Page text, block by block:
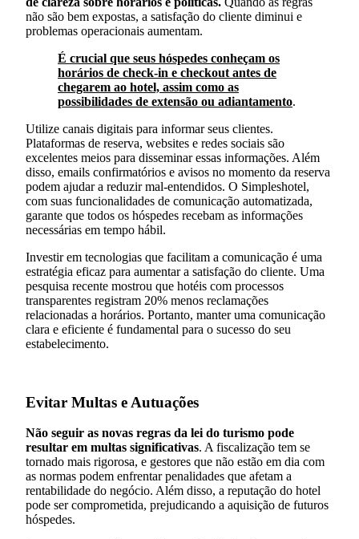
não são bem expostas, a satisfação do cliente diminui e
problemas operacionais aumentam.
É crucial que seus hóspedes conheçam os
horários de check-in e checkout antes de
chegarem ao hotel, assim como as
possibilidades de extensão ou adiantamento.
Utilize canais digitais para informar seus clientes.
Plataformas de reserva, websites e redes sociais são
excelentes meios para disseminar essas informações. Além
disso, emails confirmatórios e avisos no momento da reserva
podem ajudar a reduzir mal-entendidos. O Simpleshotel,
com suas funcionalidades de comunicação automatizada,
garante que todos os hóspedes recebam as informações
necessárias em tempo hábil.
Investir em tecnologias que facilitam a comunicação é uma
estratégia eficaz para aumentar a satisfação do cliente. Uma
pesquisa recente mostrou que hotéis com processos
transparentes registram 20% menos reclamações
relacionadas a horários. Portanto, manter uma comunicação
clara e eficiente é fundamental para o sucesso do seu
estabelecimento.
Evitar Multas e Autuações
Não seguir as novas regras da lei do turismo pode
resultar em multas significativas. A fiscalização tem se
tornado mais rigorosa, e gestores que não estão em dia com
as normas podem enfrentar penalidades que afetam a
rentabilidade do negócio. Além disso, a reputação do hotel
pode ser comprometida, prejudicando a aquisição de futuros
hóspedes.